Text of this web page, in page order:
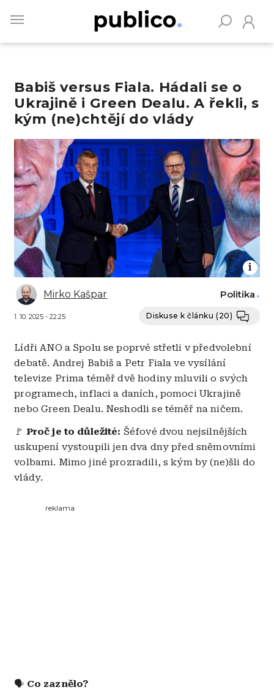
main
Babiš versus Fiala. Hádali se o
Ukrajině i Green Dealu. A řekli, s
kým (ne)chtějí do vlády
Obrázek
Mirko Kašpar
1. 10. 2025 - 22:25
Politika
Diskuse k článku(20)
Lídři ANO a Spolu se poprvé střetli v předvolební
debatě. Andrej Babiš a Petr Fiala ve vysílání
televize Prima téměř dvě hodiny mluvili o svých
programech, inflaci a daních, pomoci Ukrajině
nebo Green Dealu. Neshodli se téměř na ničem.
🚩 Proč je to důležité: Šéfové dvou nejsilnějších
uskupení vystoupili jen dva dny před sněmovními
volbami. Mimo jiné prozradili, s kým by (ne)šli do
vlády.
reklama
🗣️ Co zaznělo?
Vyhledávejte na Publiku